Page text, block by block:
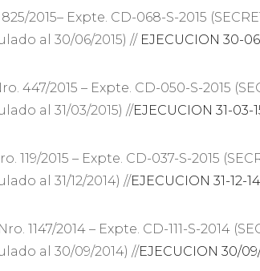
2015– Expte. CD-068-S-2015
al 30/06/2015) // EJECUCION 30-
447/2015 – Expte. CD-050-S-2015
al 31/03/2015) //EJECUCION 31-03-
119/2015 – Expte. CD-037-S-2015
al 31/12/2014) //EJECUCION 31-12-
1147/2014 – Expte. CD-111-S-2014
al 30/09/2014) //EJECUCION 30/